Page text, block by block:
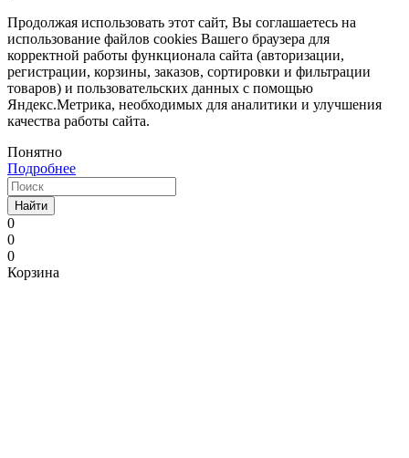
Продолжая использовать этот сайт, Вы соглашаетесь на
использование файлов cookies Вашего браузера для
корректной работы функционала сайта (авторизации,
регистрации, корзины, заказов, сортировки и фильтрации
товаров) и пользовательских данных с помощью
Яндекс.Метрика, необходимых для аналитики и улучшения
качества работы сайта.
Понятно
Подробнее
Найти
0
0
0
Корзина